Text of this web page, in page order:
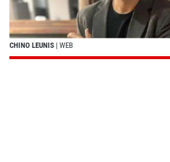
CHINO LEUNIS | WEB